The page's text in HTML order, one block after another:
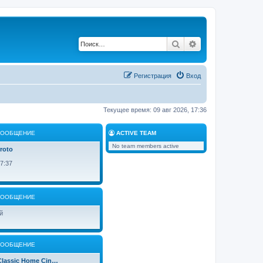
Поиск
Вход
Регистрация
Текущее время: 09 авг 2026, 17:36
Home Cin…
ACTIVE TEAM
No team members active